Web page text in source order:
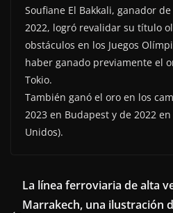
Soufiane El Bakkali, ganador
2022, logró revalidar su título
obstáculos en los Juegos
haber ganado previamente el
Tokio.
También ganó el oro en los
2023 en Budapest y de 2022
Unidos).
La línea ferroviaria de alta
Marrakech, una ilustración